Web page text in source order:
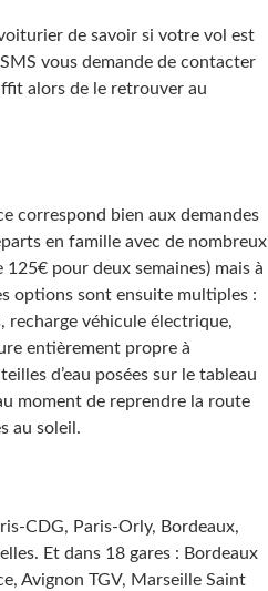
de savoir si votre vol est
vous demande de contacter
alors de le retrouver au
correspond bien aux demandes
en famille avec de nombreux
125€ pour deux semaines) mais à
options sont ensuite multiples :
recharge véhicule électrique,
entièrement propre à
d’eau posées sur le tableau
moment de reprendre la route
au soleil.
CDG, Paris-Orly, Bordeaux,
Et dans 18 gares : Bordeaux
Avignon TGV, Marseille Saint